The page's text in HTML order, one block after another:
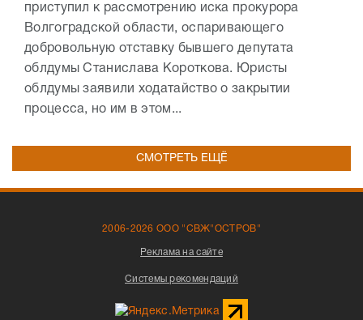
приступил к рассмотрению иска прокурора
Волгоградской области, оспаривающего
добровольную отставку бывшего депутата
облдумы Станислава Короткова. Юристы
облдумы заявили ходатайство о закрытии
процесса, но им в этом...
СМОТРЕТЬ ЕЩЁ
2006-2026 ООО "СВЖ"ОСТРОВ"
Реклама на сайте
Системы рекомендаций